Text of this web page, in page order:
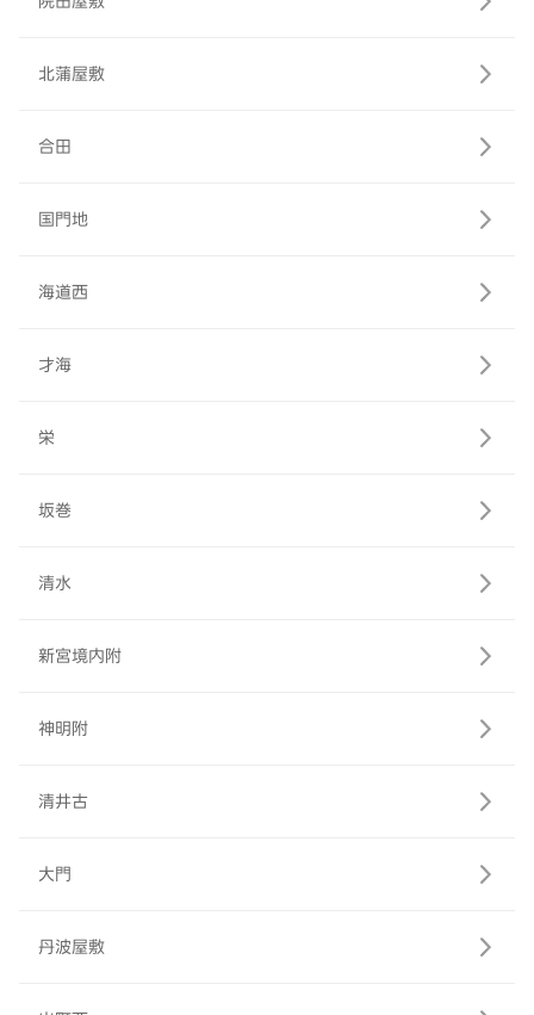
北蒲屋敷
合田
国門地
海道西
才海
栄
坂巻
清水
新宮境内附
神明附
清井古
大門
丹波屋敷